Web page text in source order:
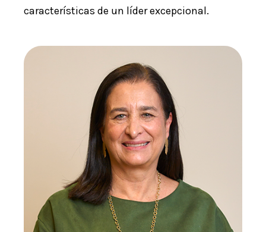
características de un líder excepcional.